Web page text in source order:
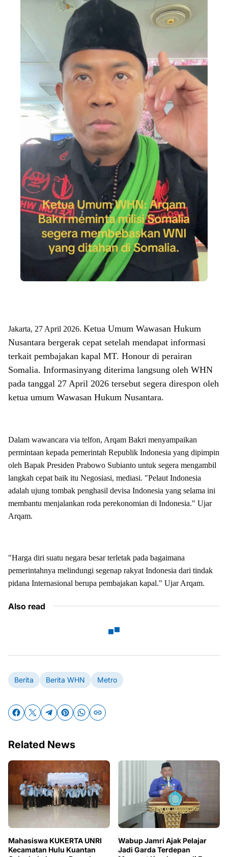
Jakarta, 27 April 2026. Ketua Umum Wawasan Hukum
Nusantara bergerak cepat setelah mendapat informasi
terkait pembajakan kapal MT. Honour di perairan
Somalia. Informasinyang diterima langsung oleh WHN
pada tanggal 27 April 2026 tersebut segera direspon oleh
ketua umum Wawasan Hukum Nusantara.
Dalam wawancara via telfon, Arqam Bakri menyampaikan
permintaan kepada pemerintah Republik Indonesia yang dipimpin
oleh Bapak Presiden Prabowo Subianto untuk segera mengambil
langkah cepat baik itu Negosiasi, mediasi. "Pelaut Indonesia
adalah ujung tombak penghasil devisa Indonesia yang selama ini
membantu menjalankan roda perekonomian di Indonesia." Ujar
Arqam.
"Harga diri suatu negara besar terletak pada bagaimana
pemerintahnya melindungi segenap rakyat Indonesia dari tindak
pidana Internasional berupa pembajakan kapal." Ujar Arqam.
Also read
Berita Berita WHN Metro
Related News
Mahasiswa KUKERTA UNRI
Kecamatan Hulu Kuantan
Wabup Jamri Ajak Pelajar
Jadi Garda Terdepan